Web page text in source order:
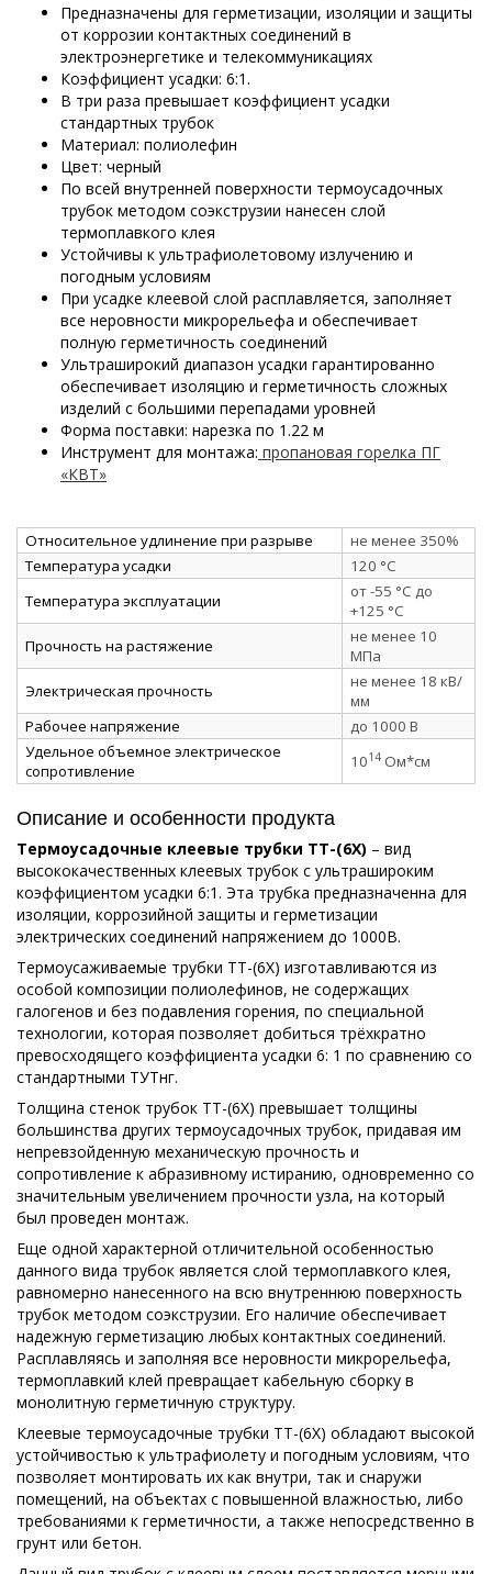
Предназначены для герметизации, изоляции и защиты
от коррозии контактных соединений в
электроэнергетике и телекоммуникациях
Коэффициент усадки: 6:1.
В три раза превышает коэффициент усадки
стандартных трубок
Материал: полиолефин
Цвет: черный
По всей внутренней поверхности термоусадочных
трубок методом соэкструзии нанесен слой
термоплавкого клея
Устойчивы к ультрафиолетовому излучению и
погодным условиям
При усадке клеевой слой расплавляется, заполняет
все неровности микрорельефа и обеспечивает
полную герметичность соединений
Ультраширокий диапазон усадки гарантированно
обеспечивает изоляцию и герметичность сложных
изделий с большими перепадами уровней
Форма поставки: нарезка по 1.22 м
Инструмент для монтажа: пропановая горелка ПГ
«КВТ»
Относительное удлинение при разрыве
не менее 350%
Температура усадки
120 °C
Температура эксплуатации
от -55 °C до
+125 °C
Прочность на растяжение
не менее 10
МПа
Электрическая прочность
не менее 18 кВ/
мм
Рабочее напряжение
до 1000 В
Удельное объемное электрическое
сопротивление
1014 Ом*см
Описание и особенности продукта
Термоусадочные клеевые трубки ТТ-(6Х) – вид
высококачественных клеевых трубок с ультрашироким
коэффициентом усадки 6:1. Эта трубка предназначенна для
изоляции, коррозийной защиты и герметизации
электрических соединений напряжением до 1000В.
Термоусаживаемые трубки ТТ-(6Х) изготавливаются из
особой композиции полиолефинов, не содержащих
галогенов и без подавления горения, по специальной
технологии, которая позволяет добиться трёхкратно
превосходящего коэффициента усадки 6: 1 по сравнению со
стандартными ТУТнг.
Толщина стенок трубок ТТ-(6Х) превышает толщины
большинства других термоусадочных трубок, придавая им
непревзойденную механическую прочность и
сопротивление к абразивному истиранию, одновременно со
значительным увеличением прочности узла, на который
был проведен монтаж.
Еще одной характерной отличительной особенностью
данного вида трубок является слой термоплавкого клея,
равномерно нанесенного на всю внутреннюю поверхность
трубок методом соэкструзии. Его наличие обеспечивает
надежную герметизацию любых контактных соединений.
Расплавляясь и заполняя все неровности микрорельефа,
термоплавкий клей превращает кабельную сборку в
монолитную герметичную структуру.
Клеевые термоусадочные трубки ТТ-(6Х) обладают высокой
устойчивостью к ультрафиолету и погодным условиям, что
позволяет монтировать их как внутри, так и снаружи
помещений, на объектах с повышенной влажностью, либо
требованиями к герметичности, а также непосредственно в
грунт или бетон.